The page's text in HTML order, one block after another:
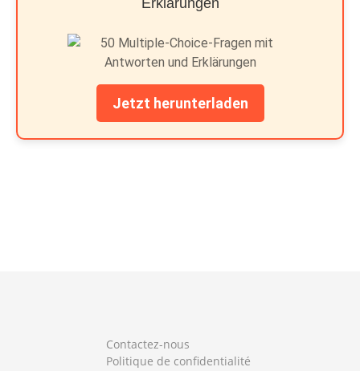
Jetzt herunterladen
Contactez-nous
Politique de confidentialité